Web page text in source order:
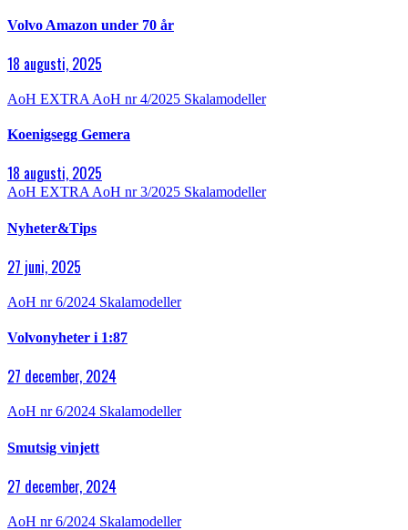
Volvo Amazon under 70 år
18 augusti, 2025
AoH EXTRA AoH nr 4/2025 Skalamodeller
Koenigsegg Gemera
18 augusti, 2025
AoH EXTRA AoH nr 3/2025 Skalamodeller
Nyheter&Tips
27 juni, 2025
AoH nr 6/2024 Skalamodeller
Volvonyheter i 1:87
27 december, 2024
AoH nr 6/2024 Skalamodeller
Smutsig vinjett
27 december, 2024
AoH nr 6/2024 Skalamodeller